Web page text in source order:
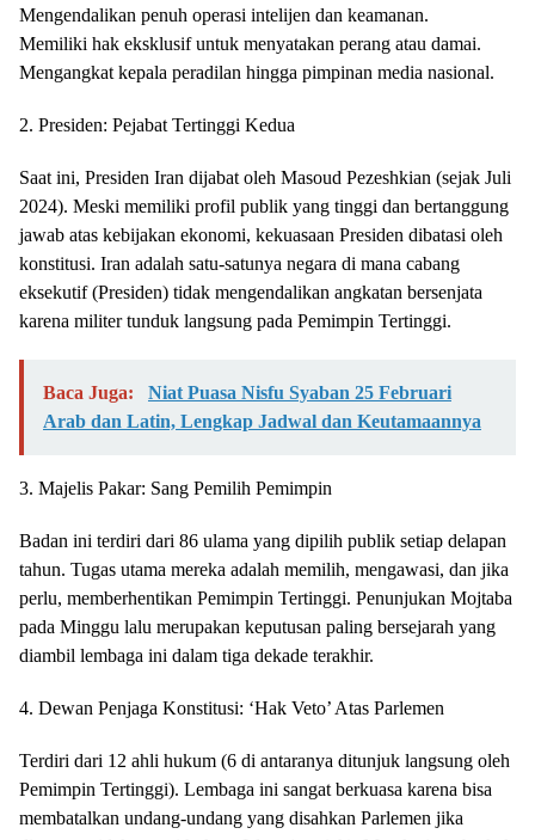
Mengendalikan penuh operasi intelijen dan keamanan.
Memiliki hak eksklusif untuk menyatakan perang atau damai.
Mengangkat kepala peradilan hingga pimpinan media nasional.
2. Presiden: Pejabat Tertinggi Kedua
Saat ini, Presiden Iran dijabat oleh Masoud Pezeshkian (sejak Juli
2024). Meski memiliki profil publik yang tinggi dan bertanggung
jawab atas kebijakan ekonomi, kekuasaan Presiden dibatasi oleh
konstitusi. Iran adalah satu-satunya negara di mana cabang
eksekutif (Presiden) tidak mengendalikan angkatan bersenjata
karena militer tunduk langsung pada Pemimpin Tertinggi.
Baca Juga:
Niat Puasa Nisfu Syaban 25 Februari
Arab dan Latin, Lengkap Jadwal dan Keutamaannya
3. Majelis Pakar: Sang Pemilih Pemimpin
Badan ini terdiri dari 86 ulama yang dipilih publik setiap delapan
tahun. Tugas utama mereka adalah memilih, mengawasi, dan jika
perlu, memberhentikan Pemimpin Tertinggi. Penunjukan Mojtaba
pada Minggu lalu merupakan keputusan paling bersejarah yang
diambil lembaga ini dalam tiga dekade terakhir.
4. Dewan Penjaga Konstitusi: ‘Hak Veto’ Atas Parlemen
Terdiri dari 12 ahli hukum (6 di antaranya ditunjuk langsung oleh
Pemimpin Tertinggi). Lembaga ini sangat berkuasa karena bisa
membatalkan undang-undang yang disahkan Parlemen jika